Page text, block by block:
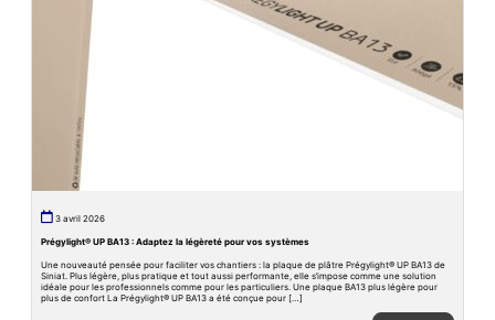
3 avril 2026
Prégylight® UP BA13 : Adaptez la légèreté pour vos systèmes
Une nouveauté pensée pour faciliter vos chantiers : la plaque de plâtre Prégylight® UP BA13 de
Siniat. Plus légère, plus pratique et tout aussi performante, elle s’impose comme une solution
idéale pour les professionnels comme pour les particuliers. Une plaque BA13 plus légère pour
plus de confort La Prégylight® UP BA13 a été conçue pour […]